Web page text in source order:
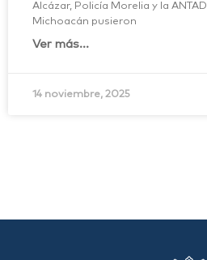
Alcázar, Policía Morelia y la ANTAD
Michoacán pusieron
Ver más...
14 noviembre, 2025